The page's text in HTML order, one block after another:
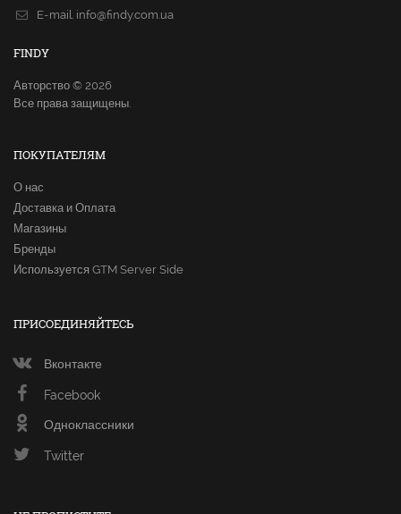
E-mail. info@findy.com.ua
FINDY
Авторство © 2026
Все права защищены.
ПОКУПАТЕЛЯМ
О нас
Доставка и Оплата
Магазины
Бренды
Используется GTM Server Side
ПРИСОЕДИНЯЙТЕСЬ
Вконтакте
Facebook
Одноклассники
Twitter